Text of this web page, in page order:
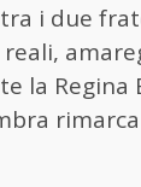
i due
la Regina